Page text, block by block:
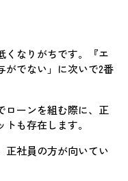
くなりがちです。『エ
がでない」に次いで2番
ローンを組む際に、正
も存在します。
正社員の方が向いてい